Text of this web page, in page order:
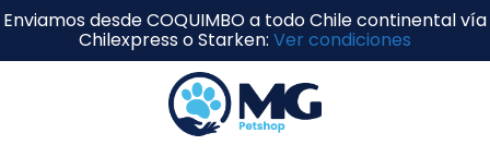
Enviamos desde COQUIMBO a todo Chile continental vía
Chilexpress o Starken: Ver condiciones